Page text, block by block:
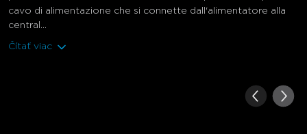
cavo di alimentazione che si connette dall'alimentatore alla
central...
Čítať viac